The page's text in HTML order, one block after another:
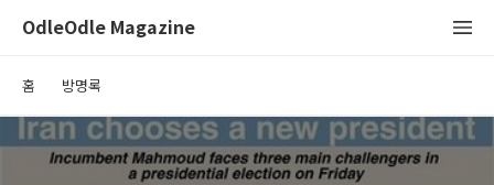
OdleOdle Magazine
홈 방명록